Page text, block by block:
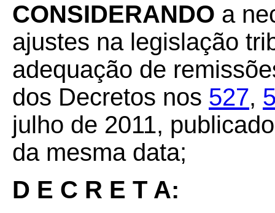
CONSIDERANDO a
ajustes na legislação
adequação de
dos Decretos nos 527,
julho de 2011,
da mesma data;
D E C R E T A: